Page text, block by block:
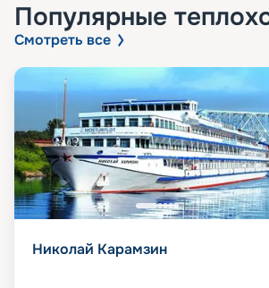
Популярные
Смотреть все
Николай Карамзин